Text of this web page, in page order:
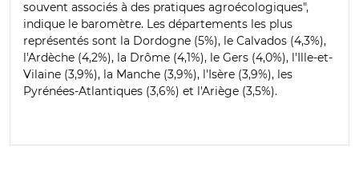
souvent associés à des pratiques agroécologiques",
indique le baromètre. Les départements les plus
représentés sont la Dordogne (5%), le Calvados (4,3%),
l'Ardèche (4,2%), la Drôme (4,1%), le Gers (4,0%), l'Ille-et-
Vilaine (3,9%), la Manche (3,9%), l'Isère (3,9%), les
Pyrénées-Atlantiques (3,6%) et l'Ariège (3,5%).